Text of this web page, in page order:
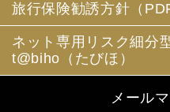
旅行保険勧誘方針（
ネット専用リスク細分
t@biho（たびほ）
メール